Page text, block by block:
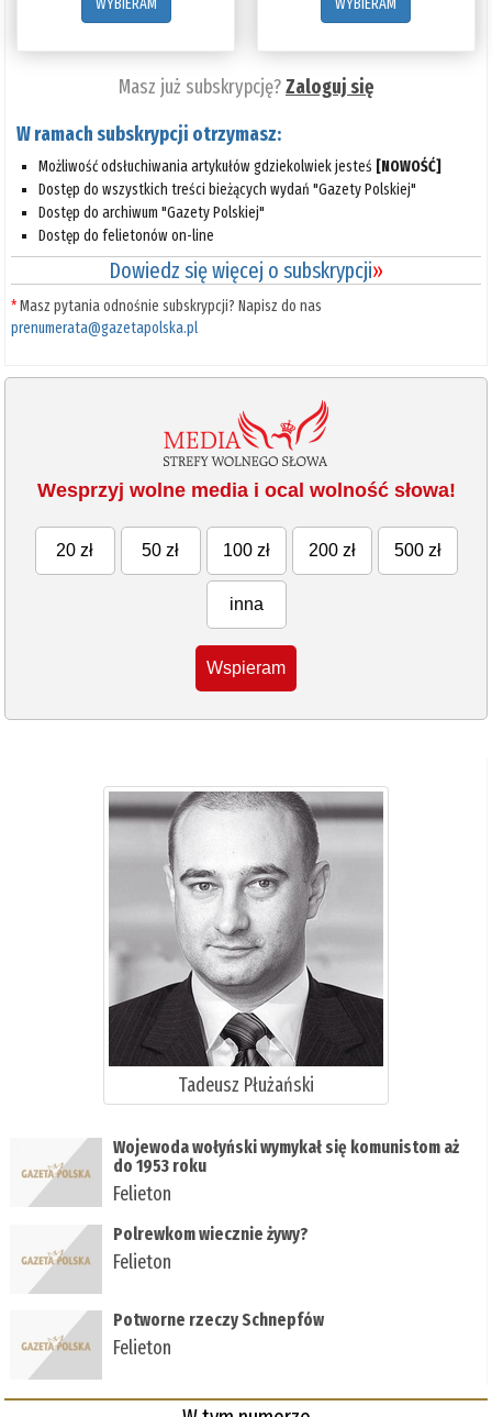
Masz już subskrypcję?Zaloguj się
W ramach subskrypcji otrzymasz:
Możliwość odsłuchiwania artykułów gdziekolwiek jesteś [NOWOŚĆ]
Dostęp do wszystkich treści bieżących wydań "Gazety Polskiej"
Dostęp do archiwum "Gazety Polskiej"
Dostęp do felietonów on-line
Dowiedz się więcej o subskrypcji»
*Masz pytania odnośnie subskrypcji? Napisz do nas
prenumerata@gazetapolska.pl
Wesprzyj wolne media i ocal wolność słowa!
20 zł 50 zł 100 zł 200 zł 500 zł
inna
Wspieram
Tadeusz Płużański
Wojewoda wołyński wymykał się komunistom aż
do 1953 roku
Felieton
Polrewkom wiecznie żywy?
Felieton
Potworne rzeczy Schnepfów
Felieton